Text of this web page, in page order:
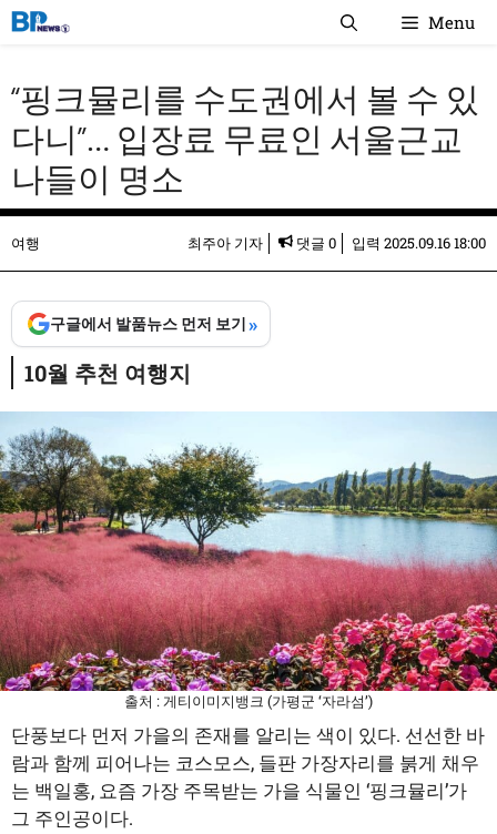
컨
텐
로
건
너
뛰
기
Menu
“핑크뮬리를 수도권에서 볼 수 있
다니”… 입장료 무료인 서울근교
나들이 명소
여행 최주아 기자 댓글 0 입력 2025.09.16 18:00
구글에서 발품뉴스 먼저 보기»
10월 추천 여행지
출처 : 게티이미지뱅크 (가평군 ‘자라섬’)
단풍보다 먼저 가을의 존재를 알리는 색이 있다. 선선한 바
람과 함께 피어나는 코스모스, 들판 가장자리를 붉게 채우
는 백일홍, 요즘 가장 주목받는 가을 식물인 ‘핑크뮬리’가
그 주인공이다.